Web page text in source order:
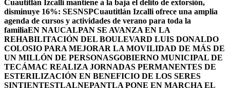
Cuautitlán Izcalli mantiene a la baja el delito de extorsión,
disminuye 16%: SESNSPCuautitlán Izcalli ofrece una amplia
agenda de cursos y actividades de verano para toda la
familiaEN NAUCALPAN SE AVANZA EN LA
REHABILITACIÓN DEL BOULEVARD LUIS DONALDO
COLOSIO PARA MEJORAR LA MOVILIDAD DE MÁS DE
UN MILLÓN DE PERSONASGOBIERNO MUNICIPAL DE
TECÁMAC REALIZA JORNADAS PERMANENTES DE
ESTERILIZACIÓN EN BENEFICIO DE LOS SERES
SINTIENTESTLALNEPANTLA PONE EN MARCHA EL